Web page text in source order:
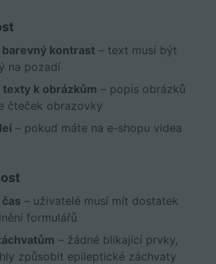
kontrast – text musí být
na pozadí
k obrázkům – popis obrázků
čteček obrazovky
– pokud máte na e-shopu videa
– uživatelé musí mít dostatek
formulářů
– žádné blikající prvky,
způsobit epileptické záchvaty